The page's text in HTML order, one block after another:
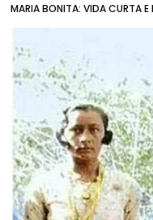
MARIA BONITA: VIDA CURTA